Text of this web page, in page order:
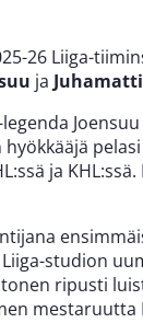
26 Liiga-
ja
ja
studion
ripusti
mestaruutta